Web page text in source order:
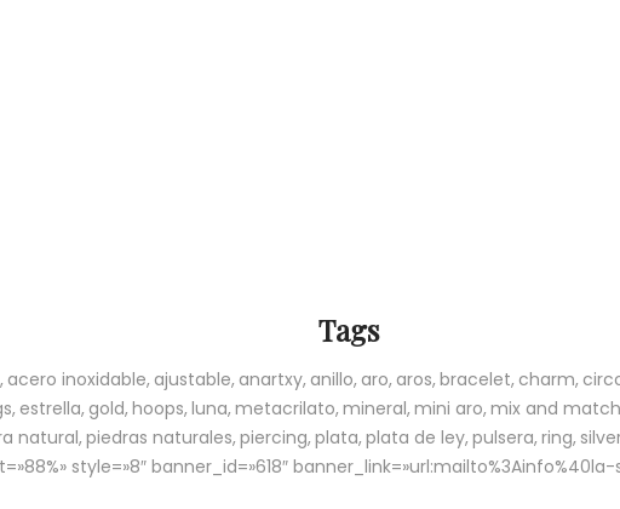
Tags
acero inoxidable ajustable anartxy anillo aro aros bracelet charm
estrella gold hoops luna metacrilato mineral mini aro mix and match
natural piedras naturales piercing plata plata de ley pulsera ring
style=»8″ banner_id=»618″